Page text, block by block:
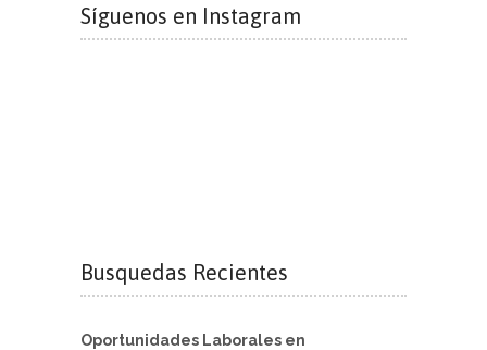
Síguenos en Instagram
Busquedas Recientes
Oportunidades Laborales en